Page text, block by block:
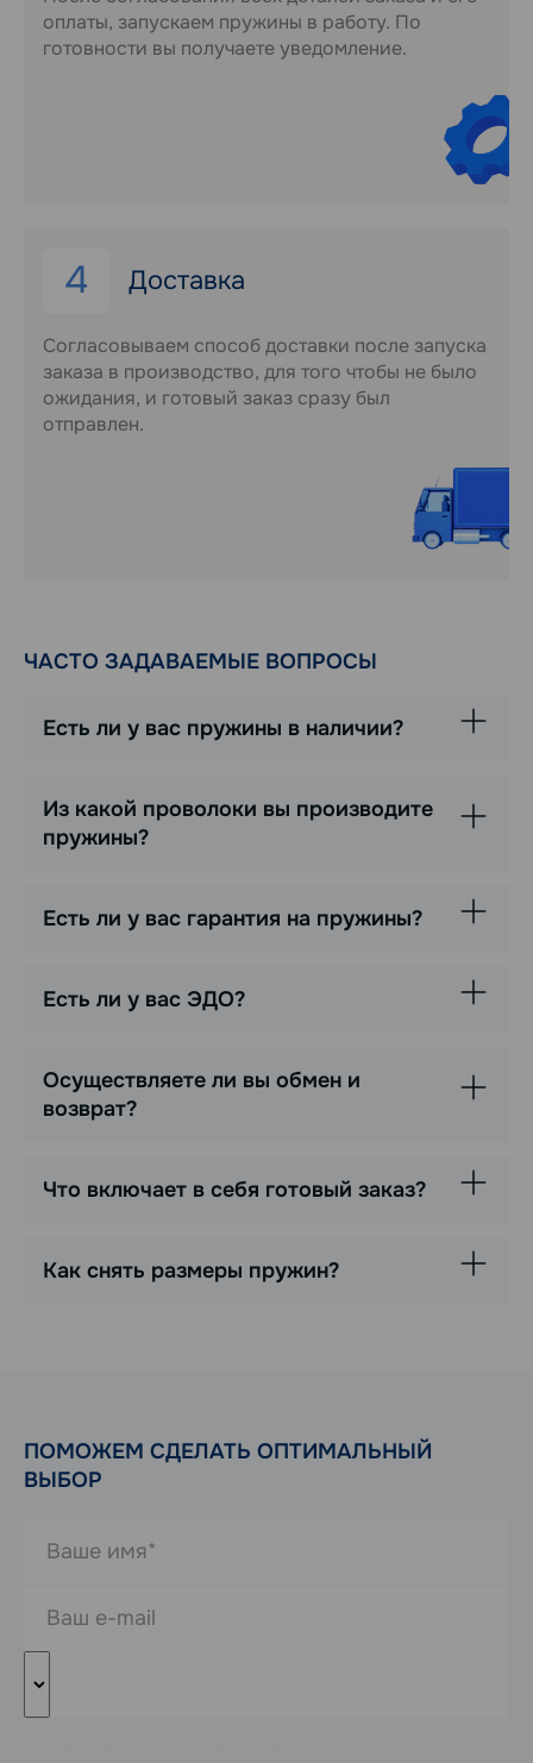
оплаты, запускаем пружины в работу. По
готовности вы получаете уведомление.
4 Доставка
Согласовываем способ доставки после запуска
заказа в производство, для того чтобы не было
ожидания, и готовый заказ сразу был
отправлен.
ЧАСТО ЗАДАВАЕМЫЕ ВОПРОСЫ
Есть ли у вас пружины в наличии?
Из какой проволоки вы производите
пружины?
Есть ли у вас гарантия на пружины?
Есть ли у вас ЭДО?
Осуществляете ли вы обмен и
возврат?
Что включает в себя готовый заказ?
Как снять размеры пружин?
ПОМОЖЕМ СДЕЛАТЬ ОПТИМАЛЬНЫЙ
ВЫБОР